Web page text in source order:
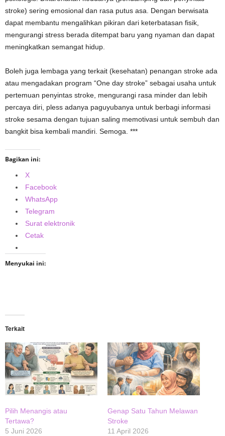
stroke) sering emosional dan rasa putus asa. Dengan berwisata
dapat membantu mengalihkan pikiran dari keterbatasan fisik,
mengurangi stress berada ditempat baru yang nyaman dan dapat
meningkatkan semangat hidup.
Boleh juga lembaga yang terkait (kesehatan) penangan stroke ada
atau mengadakan program “One day stroke” sebagai usaha untuk
pertemuan penyintas stroke, mengurangi rasa minder dan lebih
percaya diri, pless adanya paguyubanya untuk berbagi informasi
stroke sesama dengan tujuan saling memotivasi untuk sembuh dan
bangkit bisa kembali mandiri. Semoga. ***
Bagikan ini:
X
Facebook
WhatsApp
Telegram
Surat elektronik
Cetak
Menyukai ini:
Terkait
Pilih Menangis atau
Tertawa?
5 Juni 2026
Genap Satu Tahun Melawan
Stroke
11 April 2026